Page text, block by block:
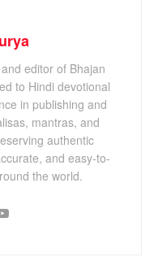
editor of Bhajan
to Hindi devotional
in publishing and
mantras, and
authentic
and easy-to-
the world.